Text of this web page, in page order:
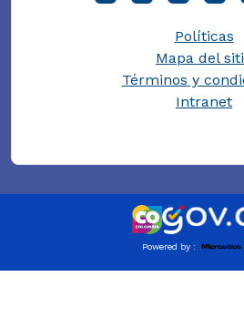
Políticas
Mapa del
Términos y
Intranet
Powered by :